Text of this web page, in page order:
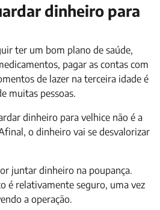
dinheiro para
ter um bom plano de saúde,
pagar as contas com
de lazer na terceira idade é
muitas pessoas.
dinheiro para velhice não é a
o dinheiro vai se desvalorizar
juntar dinheiro na poupança.
é relativamente seguro, uma vez
a operação.